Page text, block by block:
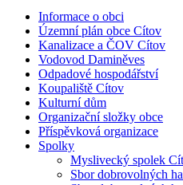
Informace o obci
Územní plán obce Cítov
Kanalizace a ČOV Cítov
Vodovod Daminěves
Odpadové hospodářství
Koupaliště Cítov
Kulturní dům
Organizační složky obce
Příspěvková organizace
Spolky
Myslivecký spolek
Sbor dobrovolných